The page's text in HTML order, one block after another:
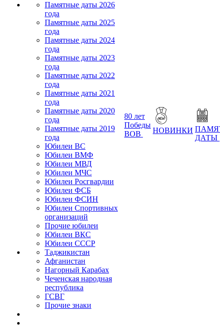
Памятные даты 2026
года
Памятные даты 2025
года
Памятные даты 2024
года
Памятные даты 2023
года
Памятные даты 2022
года
Памятные даты 2021
года
Памятные даты 2020
года
Памятные даты 2019
года
Юбилеи ВС
Юбилеи ВМФ
Юбилеи МВД
Юбилеи МЧС
Юбилеи Росгвардии
Юбилеи ФСБ
Юбилеи ФСИН
Юбилеи Спортивных
организаций
Прочие юбилеи
Юбилеи ВКС
Юбилеи СССР
Таджикистан
Афганистан
Нагорный Карабах
Чеченская народная
республика
ГСВГ
Прочие знаки
80 лет
Победы
ВОВ
НОВИНКИ
ДАТЫ